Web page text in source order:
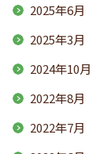
2025年6月
2025年3月
2024年10月
2022年8月
2022年7月